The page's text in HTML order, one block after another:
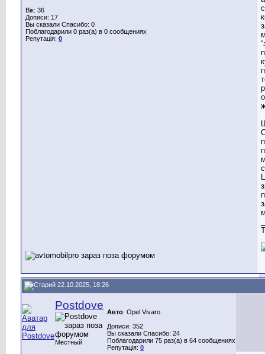
Вік: 36
Дописи: 17
Вы сказали Спасибо: 0
Поблагодарили 0 раз(а) в 0 сообщениях
Репутація: 0
22.10.2025, 18:26
Postdove
Местный
Авто: Opel Vivaro
Дописи: 352
Вы сказали Спасибо: 24
Поблагодарили 75 раз(а) в 64 сообщениях
Репутація: 0